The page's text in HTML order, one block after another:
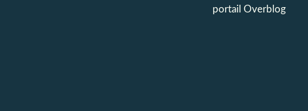
portail Overblog